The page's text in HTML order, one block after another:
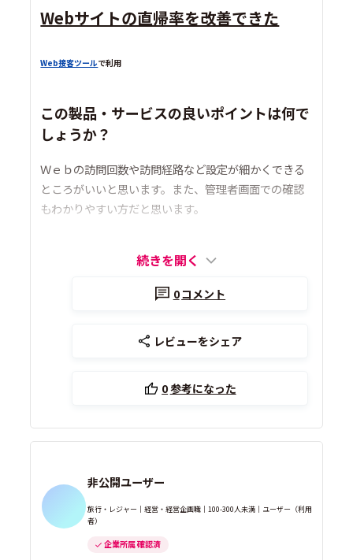
Webサイトの直帰率を改善できた
Web接客ツールで利用
この製品・サービスの良いポイントは何で
しょうか？
Ｗｅｂの訪問回数や訪問経路など設定が細かくできる
ところがいいと思います。また、管理者画面での確認
もわかりやすい方だと思います。
続きを開く
0コメント
レビューをシェア
0参考になった
非公開ユーザー
旅行・レジャー｜経営・経営企画職｜100-300人未満｜ユーザー（利用
者）
企業所属 確認済